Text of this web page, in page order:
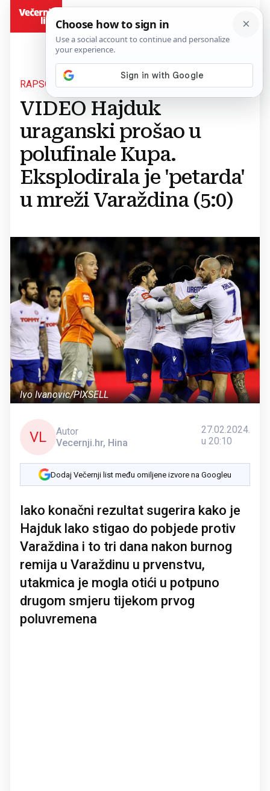
RAPSODIJA SPLIĆANA
VIDEO Hajduk
uraganski prošao u
polufinale Kupa.
Eksplodirala je 'petarda'
u mreži Varaždina (5:0)
Ivo Ivanovic/PIXSELL
VL
Autor
Vecernji.hr, Hina
27.02.2024.
u 20:10
Dodaj Večernji list među omiljene izvore na Googleu
Iako konačni rezultat sugerira kako je
Hajduk lako stigao do pobjede protiv
Varaždina i to tri dana nakon burnog
remija u Varaždinu u prvenstvu,
utakmica je mogla otići u potpuno
drugom smjeru tijekom prvog
poluvremena